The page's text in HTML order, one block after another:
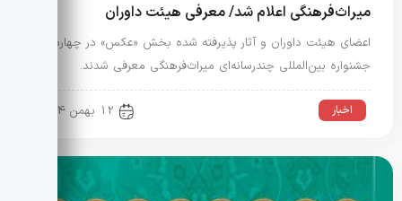
میراث‌فرهنگی اعلام شد/ معرفی هیئت داوران
اعضای هیئت داوران و آثار پذیرفته شده بخش «عکس» در چهارمین
جشنواره بین‌المللی چندرسانه‌ای میراث‌فرهنگی معرفی شدند.
اخبار 12 بهمن 1404